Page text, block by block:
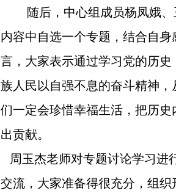
随后，中心组成员杨凤娥
内容中自选一个专题，结合自
言，大家表示通过学习党的历
族人民以自强不息的奋斗精神
们一定会珍惜幸福生活，把历
出贡献。
周玉杰老师对专题讨论学习进
交流，大家准备得很充分，组